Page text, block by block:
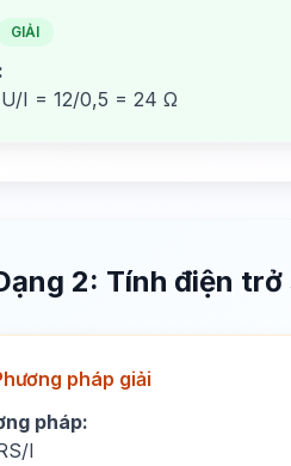
GIẢI
I = 12/0,5 = 24 Ω
2: Tính điện trở
pháp giải
pháp:
l